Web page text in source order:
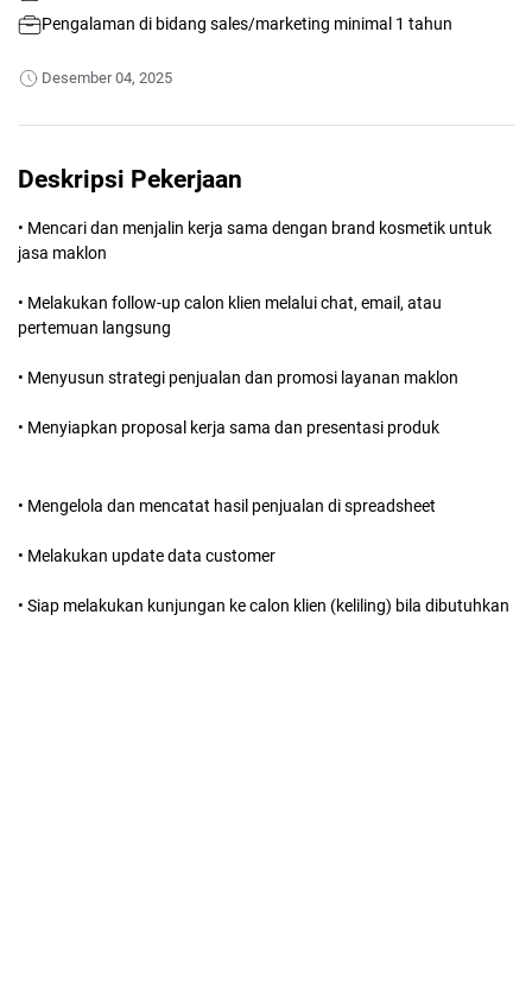
Pengalaman di bidang sales/marketing minimal 1 tahun
Desember 04, 2025
Deskripsi Pekerjaan
• Mencari dan menjalin kerja sama dengan brand kosmetik untuk
jasa maklon
• Melakukan follow-up calon klien melalui chat, email, atau
pertemuan langsung
• Menyusun strategi penjualan dan promosi layanan maklon
• Menyiapkan proposal kerja sama dan presentasi produk
• Mengelola dan mencatat hasil penjualan di spreadsheet
• Melakukan update data customer
• Siap melakukan kunjungan ke calon klien (keliling) bila dibutuhkan